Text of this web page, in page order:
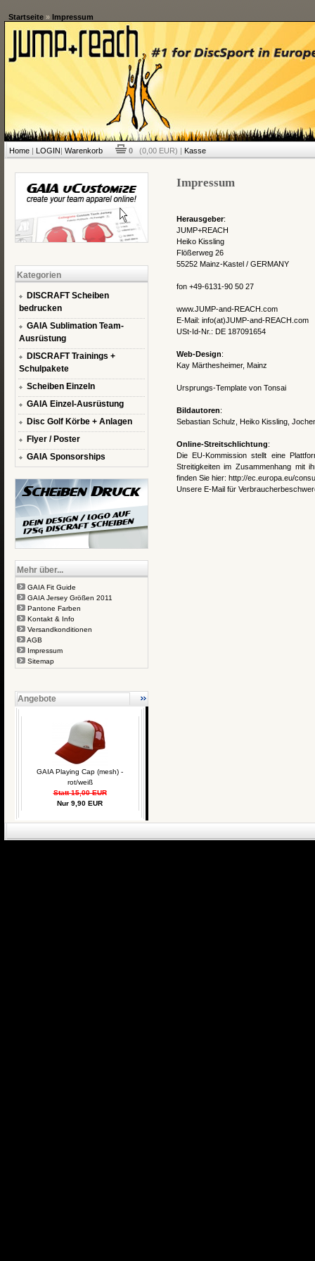
Startseite» Impressum
Home| LOGIN| Warenkorb 0 (0,00 EUR) | Kasse
Kategorien
DISCRAFT Scheiben
bedrucken
GAIA Sublimation Team-
Ausrüstung
DISCRAFT Trainings +
Schulpakete
Scheiben Einzeln
GAIA Einzel-Ausrüstung
Disc Golf Körbe + Anlagen
Flyer / Poster
GAIA Sponsorships
Mehr über...
GAIA Fit Guide
GAIA Jersey Größen 2011
Pantone Farben
Kontakt & Info
Versandkonditionen
AGB
Impressum
Sitemap
Angebote
GAIA Playing Cap (mesh) -
rot/weiß
Statt 15,00 EUR
Nur 9,90 EUR
Impressum
Herausgeber:
JUMP+REACH
Heiko Kissling
Flößerweg 26
55252 Mainz-Kastel / GERMANY
fon +49-6131-90 50 27
www.JUMP-and-REACH.com
E-Mail: info(at)JUMP-and-REACH.com
USt-Id-Nr.: DE 187091654
Web-Design:
Kay Märthesheimer, Mainz
Ursprungs-Template von Tonsai
Bildautoren:
Sebastian Schulz, Heiko Kissling,
Online-Streitschlichtung:
Die EU-Kommission stellt eine
Streitigkeiten im Zusammenhang mit
finden Sie hier: http://ec.europa.eu/
Unsere E-Mail für